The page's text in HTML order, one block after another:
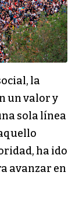
la
un valor y
sola línea
ha ido
avanzar en